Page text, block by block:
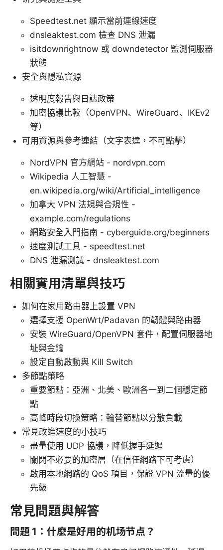
Speedtest.net 顯示當前連線速度
dnsleaktest.com 檢查 DNS 泄漏
isitdownrightnow 或 downdetector 監測伺服器
狀態
安全與隱私資源
透明度報告與日誌政策
加密協議比較（OpenVPN、WireGuard、IKEv2
等）
可用資源與參考連結（文字表達，不可點擊）
NordVPN 官方網站 - nordvpn.com
Wikipedia 人工智慧 -
en.wikipedia.org/wiki/Artificial_intelligence
加拿大 VPN 法規與合規性 -
example.com/regulations
網路安全入門指南 - cyberguide.org/beginners
速度測試工具 - speedtest.net
DNS 泄漏測試 - dnsleaktest.com
相關實用清單與技巧
如何在家用路由器上設置 VPN
選擇支援 OpenWrt/Padavan 的韌體與路由器
安裝 WireGuard/OpenVPN 套件，配置伺服器地
址與金鑰
設定自動啟動與 Kill Switch
多節點策略
重要節點：亞洲、北美、歐洲各一到二個穩定節
點
高峰時段切換策略：輪替節點以分散負載
常見改進速度的小技巧
盡量使用 UDP 協議，降低握手延遲
關閉不必要的加密層（在信任網路下可考慮）
啟用本地網路的 QoS 項目，保證 VPN 流量的優
先級
常見問題與解答
問題 1：什麼是好用的机场节点？